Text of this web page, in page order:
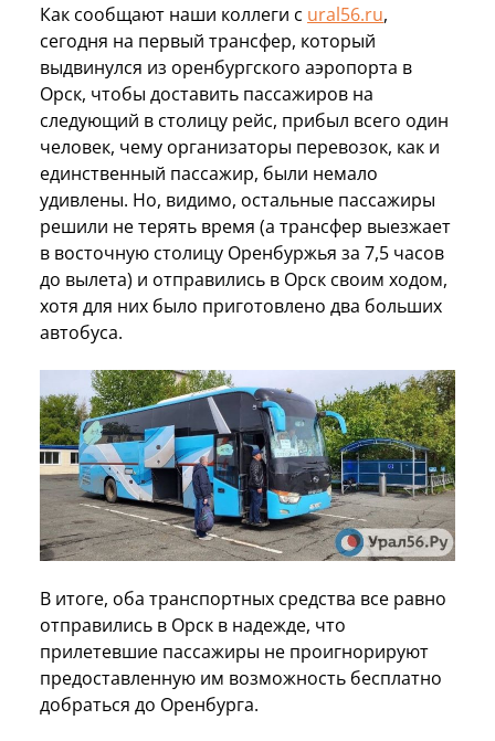
Как сообщают наши коллеги с ural56.ru,
сегодня на первый трансфер, который
выдвинулся из оренбургского аэропорта в
Орск, чтобы доставить пассажиров на
следующий в столицу рейс, прибыл всего один
человек, чему организаторы перевозок, как и
единственный пассажир, были немало
удивлены. Но, видимо, остальные пассажиры
решили не терять время (а трансфер выезжает
в восточную столицу Оренбуржья за 7,5 часов
до вылета) и отправились в Орск своим ходом,
хотя для них было приготовлено два больших
автобуса.
В итоге, оба транспортных средства все равно
отправились в Орск в надежде, что
прилетевшие пассажиры не проигнорируют
предоставленную им возможность бесплатно
добраться до Оренбурга.